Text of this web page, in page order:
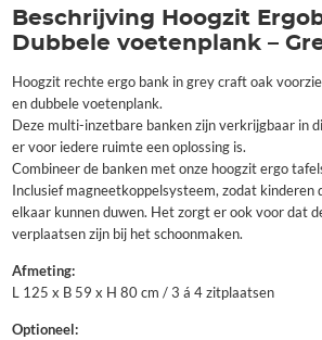
Beschrijving Hoogzit
Dubbele voetenplank –
Hoogzit rechte ergo bank in grey craft oak
en dubbele voetenplank.
Deze multi-inzetbare banken zijn verkrijgbaar in
er voor iedere ruimte een oplossing is.
Combineer de banken met onze hoogzit ergo
Inclusief magneetkoppelsysteem, zodat kinderen
elkaar kunnen duwen. Het zorgt er ook voor dat
verplaatsen zijn bij het schoonmaken.
Afmeting:
L 125 x B 59 x H 80 cm / 3 á 4 zitplaatsen
Optioneel: